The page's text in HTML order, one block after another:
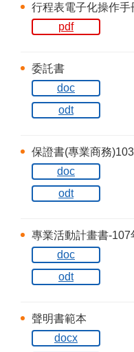
行程表電子化操作
pdf
委託書
doc
odt
保證書(專業商務
doc
odt
專業活動計畫書-
doc
odt
聲明書範本
docx